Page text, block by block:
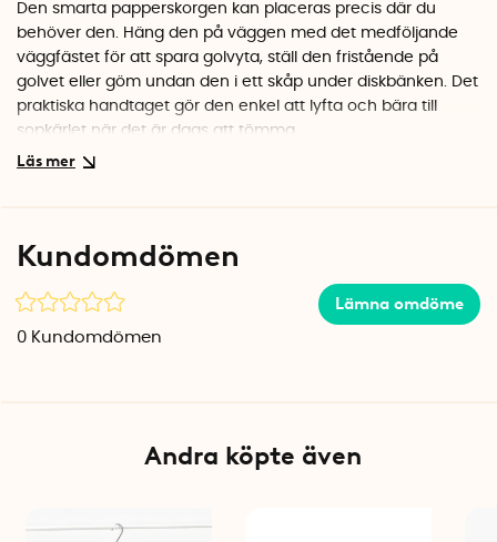
Den smarta papperskorgen kan placeras precis där du
behöver den. Häng den på väggen med det medföljande
väggfästet för att spara golvyta, ställ den fristående på
golvet eller göm undan den i ett skåp under diskbänken. Det
praktiska handtaget gör den enkel att lyfta och bära till
sopkärlet när det är dags att tömma.
färgen och den rena formen gör att papperskorgen smälter
sorteringskärl i olika färger för ett komplett
källsorteringssystem.
Färg: Grön (Fir Green)
Tillverkningsland: Belgien
Kundomdömen
Lämna omdöme
0 Kundomdömen
Andra köpte även